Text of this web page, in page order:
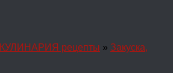
КУЛИНАРИЯ рецепты » Закуска,